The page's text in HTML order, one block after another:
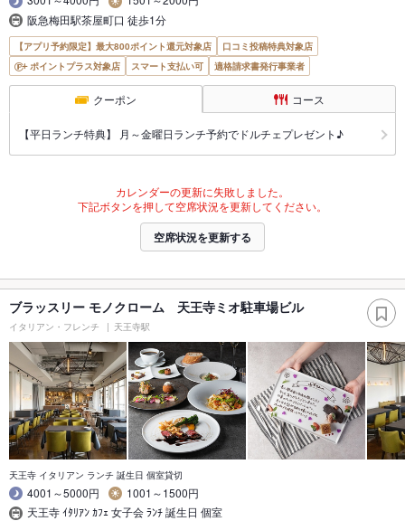
阪急梅田駅茶屋町口 徒歩1分
【アプリ予約限定】最大800ポイント還元対象店
口コミ投稿特典対象店
ポイントプラス対象店
スマート支払い可 適格請求書発行事業者
クーポン コース
【平日ランチ特典】 月～金曜日ランチ予約でドルチェプレゼント♪
カレンダーの更新に失敗しました。
下記ボタンを押して空席状況を更新してください。
空席状況を更新する
ブラッスリー モノクローム 天王寺ミオ駐車場ビル
イタリアン・フレンチ 天王寺駅
天王寺 イタリアン ランチ 誕生日 個室貸切
4001～5000円
1001～1500円
天王寺 ｲﾀﾘｱﾝ ｶﾌｪ 女子会 ﾗﾝﾁ 誕生日 個室